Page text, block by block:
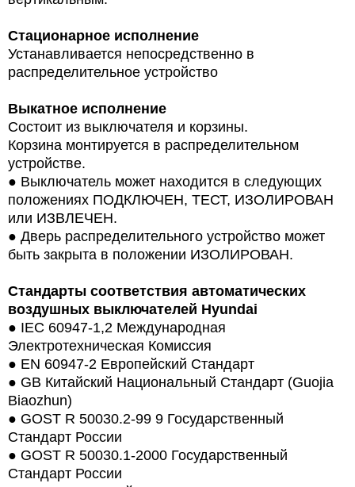
Стационарное исполнение
Устанавливается непосредственно в
распределительное устройство
Выкатное исполнение
Состоит из выключателя и корзины.
Корзина монтируется в распределительном
устройстве.
● Выключатель может находится в следующих
положениях ПОДКЛЮЧЕН, ТЕСТ, ИЗОЛИРОВАН
или ИЗВЛЕЧЕН.
● Дверь распределительного устройство может
быть закрыта в положении ИЗОЛИРОВАН.
Стандарты соответствия автоматических
воздушных выключателей Hyundai
● IEC 60947-1,2 Международная
Электротехническая Комиссия
● EN 60947-2 Европейский Стандарт
● GB Китайский Национальный Стандарт (Guojia
Biaozhun)
● GOST R 50030.2-99 9 Государственный
Стандарт России
● GOST R 50030.1-2000 Государственный
Стандарт России